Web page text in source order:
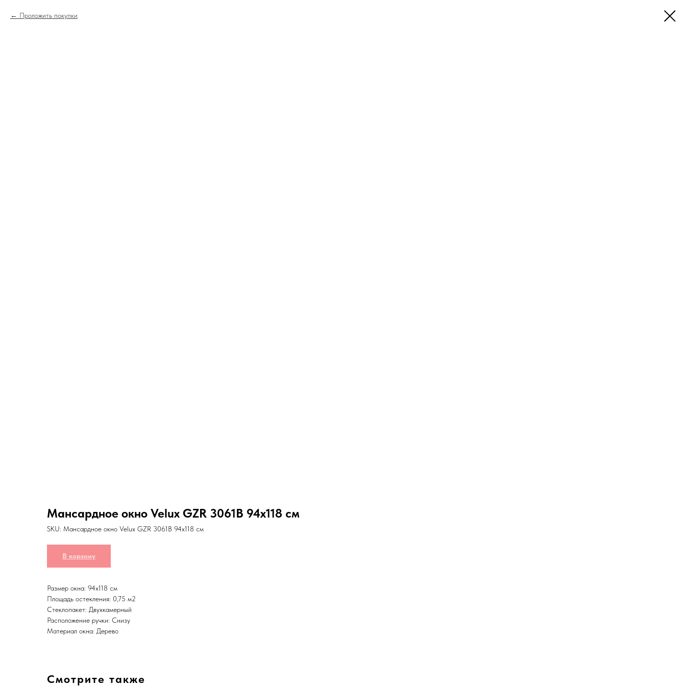
Проложить покупки
Мансардное окно Velux GZR 3061B 94x118 см
SKU: Мансардное окно Velux GZR 3061B 94x118 см
В корзину
Размер окна: 94x118 см
Площадь остекления: 0,75 м2
Стеклопакет: Двухкамерный
Расположение ручки: Снизу
Материал окна: Дерево
Смотрите также